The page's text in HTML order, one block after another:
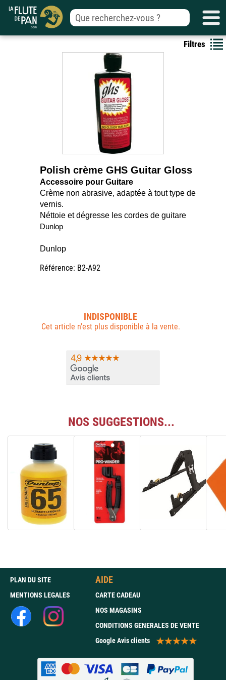
Filtres
Polish crème GHS Guitar Gloss
Accessoire pour Guitare
Crème non abrasive, adaptée à tout type de
vernis.
Néttoie et dégresse les cordes de guitare
Dunlop
Dunlop
Référence: B2-A92
INDISPONIBLE
Cet article n'est plus disponible à la vente.
NOS SUGGESTIONS...
PLAN DU SITE
MENTIONS LEGALES
AIDE
CARTE CADEAU
NOS MAGASINS
CONDITIONS GENERALES DE VENTE
Google Avis clients